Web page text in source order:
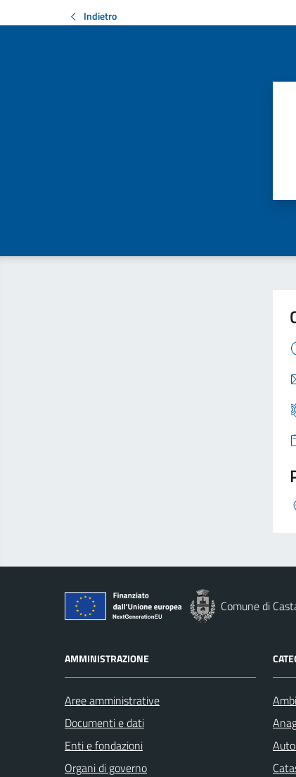
Indietro
Comune di
AMMINISTRAZIONE
Aree amministrative
Documenti e dati
Enti e fondazioni
Organi di governo